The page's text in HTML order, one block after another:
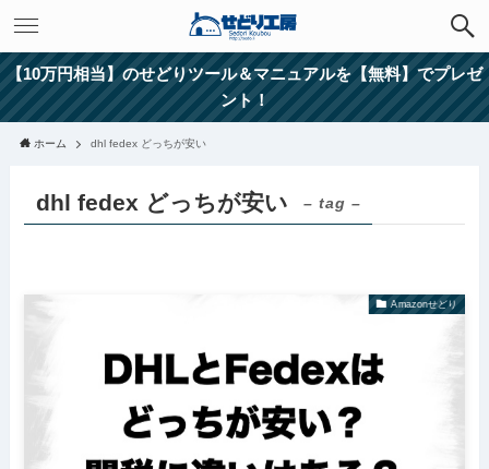
【10万円相当】のせどりツール＆マニュアルを【無料】でプレゼ
ント！
ホーム dhl fedex どっちが安い
dhl fedex どっちが安い – tag –
Amazonせどり